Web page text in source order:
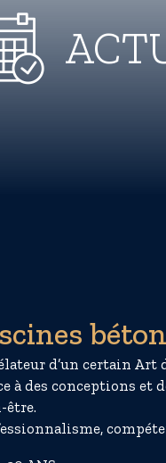
d’un certain Art
à des conceptions et
être.